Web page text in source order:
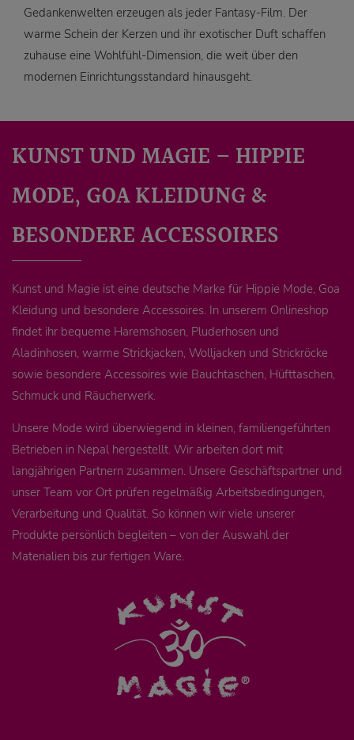
Gedankenwelten erzeugen als jeder Fantasy-Film. Der
warme Schein der Kerzen und ihr exotischer Duft schaffen
zuhause eine Wohlfühl-Dimension, die weit über den
modernen Einrichtungsstandard hinausgeht.
KUNST UND MAGIE – HIPPIE
MODE, GOA KLEIDUNG &
BESONDERE ACCESSOIRES
Kunst und Magie ist eine deutsche Marke für Hippie Mode, Goa
Kleidung und besondere Accessoires. In unserem Onlineshop
findet ihr bequeme Haremshosen, Pluderhosen und
Aladinhosen, warme Strickjacken, Wolljacken und Strickröcke
sowie besondere Accessoires wie Bauchtaschen, Hüfttaschen,
Schmuck und Räucherwerk.
Unsere Mode wird überwiegend in kleinen, familiengeführten
Betrieben in Nepal hergestellt. Wir arbeiten dort mit
langjährigen Partnern zusammen. Unsere Geschäftspartner und
unser Team vor Ort prüfen regelmäßig Arbeitsbedingungen,
Verarbeitung und Qualität. So können wir viele unserer
Produkte persönlich begleiten – von der Auswahl der
Materialien bis zur fertigen Ware.